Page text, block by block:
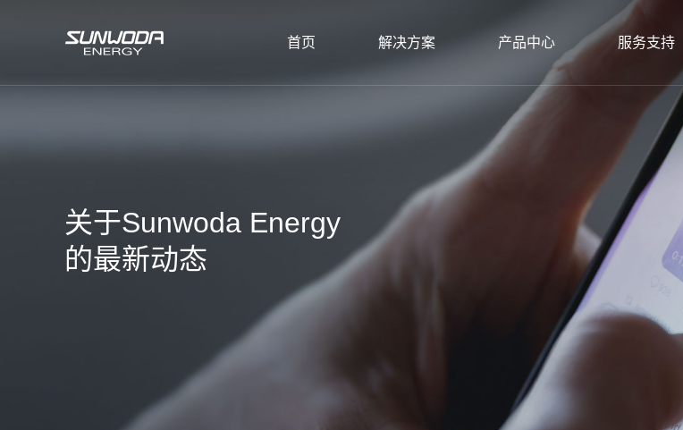
首页 解决方案 产品中心 服务支持
关于Sunwoda Energy
的最新动态